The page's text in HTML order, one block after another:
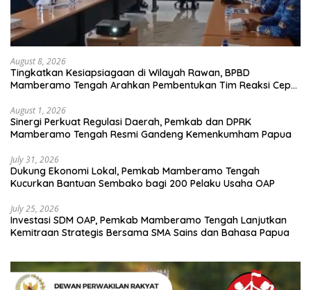
August 8, 2026
Tingkatkan Kesiapsiagaan di Wilayah Rawan, BPBD
Mamberamo Tengah Arahkan Pembentukan Tim Reaksi Cepat
August 1, 2026
Sinergi Perkuat Regulasi Daerah, Pemkab dan DPRK
Mamberamo Tengah Resmi Gandeng Kemenkumham Papua
July 31, 2026
Dukung Ekonomi Lokal, Pemkab Mamberamo Tengah
Kucurkan Bantuan Sembako bagi 200 Pelaku Usaha OAP
July 25, 2026
Investasi SDM OAP, Pemkab Mamberamo Tengah Lanjutkan
Kemitraan Strategis Bersama SMA Sains dan Bahasa Papua